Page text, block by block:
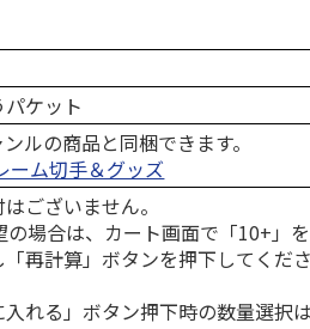
ケット
ルの商品と同梱できます。
ーム切手＆グッズ
ございません。
場合は、カート画面で「10+」
再計算」ボタンを押下してくださ
れる」ボタン押下時の数量選択